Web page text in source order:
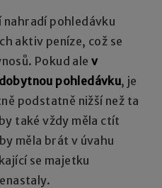
pohledávku
aktiv peníze, což se
Pokud alev
pohledávku, je
podstatně nižší než ta
také vždy měla ctít
měla brát v úvahu
se majetku